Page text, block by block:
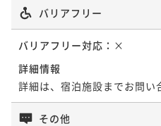
バリアフリー
バリアフリー対応： ×
詳細情報
詳細は、宿泊施設までお問い
その他